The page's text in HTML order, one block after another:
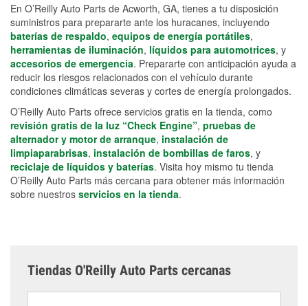
En O’Reilly Auto Parts de Acworth, GA, tienes a tu disposición
suministros para prepararte ante los huracanes, incluyendo
baterías de respaldo, equipos de energía portátiles,
herramientas de iluminación, líquidos para automotrices, y
accesorios de emergencia. Prepararte con anticipación ayuda a
reducir los riesgos relacionados con el vehículo durante
condiciones climáticas severas y cortes de energía prolongados.
O’Reilly Auto Parts ofrece servicios gratis en la tienda, como
revisión gratis de la luz “Check Engine”, pruebas de
alternador y motor de arranque, instalación de
limpiaparabrisas, instalación de bombillas de faros, y
reciclaje de líquidos y baterías. Visita hoy mismo tu tienda
O’Reilly Auto Parts más cercana para obtener más información
sobre nuestros servicios en la tienda.
Tiendas O'Reilly Auto Parts cercanas